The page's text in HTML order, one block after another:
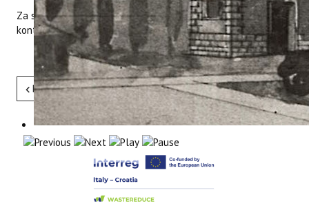
Za sve dodatne informacije o knjizi, u Institutu, možete
kontaktiratidr.sc. Barbaru Sladonju.
Pret Sljedeće